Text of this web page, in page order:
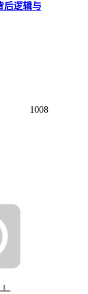
后逻辑与
1008